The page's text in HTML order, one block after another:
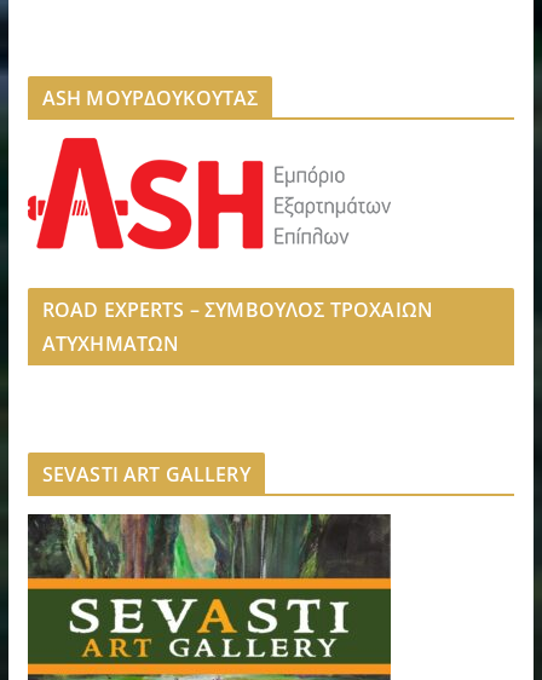
ASH ΜΟΥΡΔΟΥΚΟΥΤΑΣ
ROAD EXPERTS – ΣΥΜΒΟΥΛΟΣ ΤΡΟΧΑΙΩΝ
ΑΤΥΧΗΜΑΤΩΝ
SEVASTI ART GALLERY